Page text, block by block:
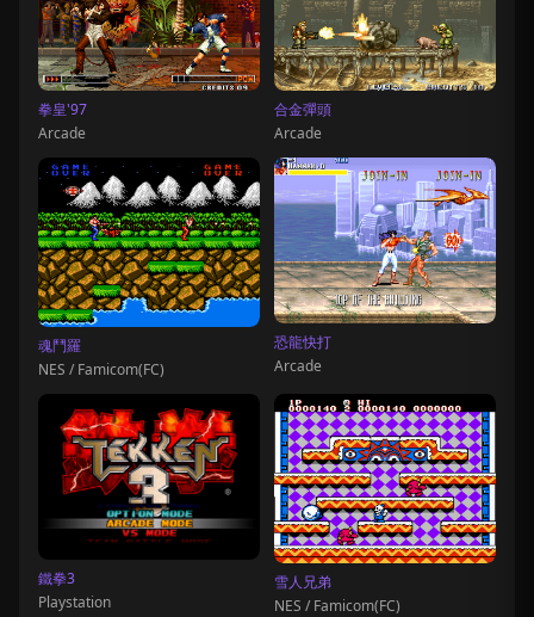
拳皇'97
Arcade
合金彈頭
Arcade
魂鬥羅
NES / Famicom(FC)
恐龍快打
Arcade
鐵拳3
Playstation
雪人兄弟
NES / Famicom(FC)